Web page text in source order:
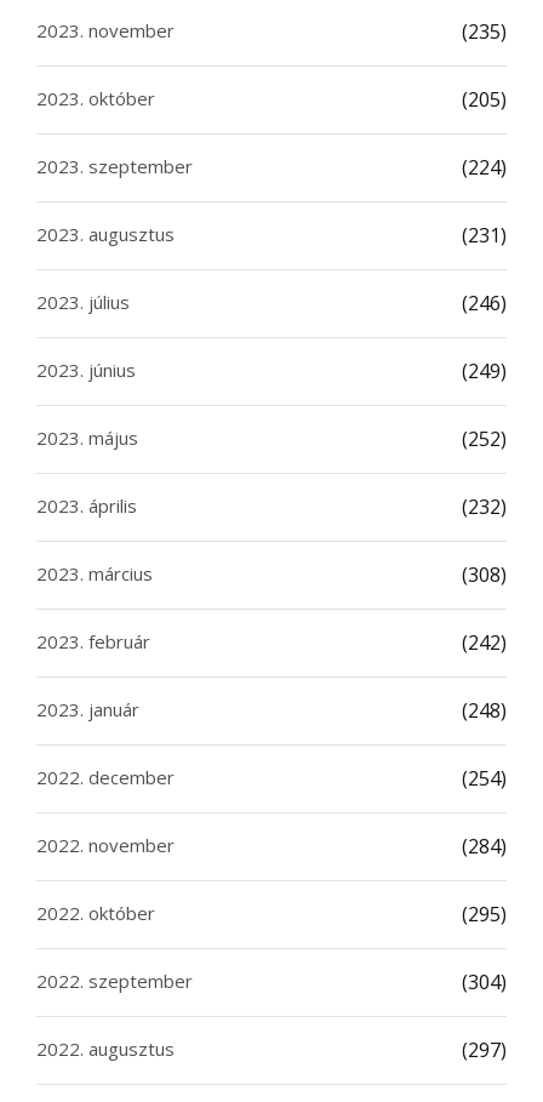
2023. november (235)
2023. október (205)
2023. szeptember (224)
2023. augusztus (231)
2023. július (246)
2023. június (249)
2023. május (252)
2023. április (232)
2023. március (308)
2023. február (242)
2023. január (248)
2022. december (254)
2022. november (284)
2022. október (295)
2022. szeptember (304)
2022. augusztus (297)